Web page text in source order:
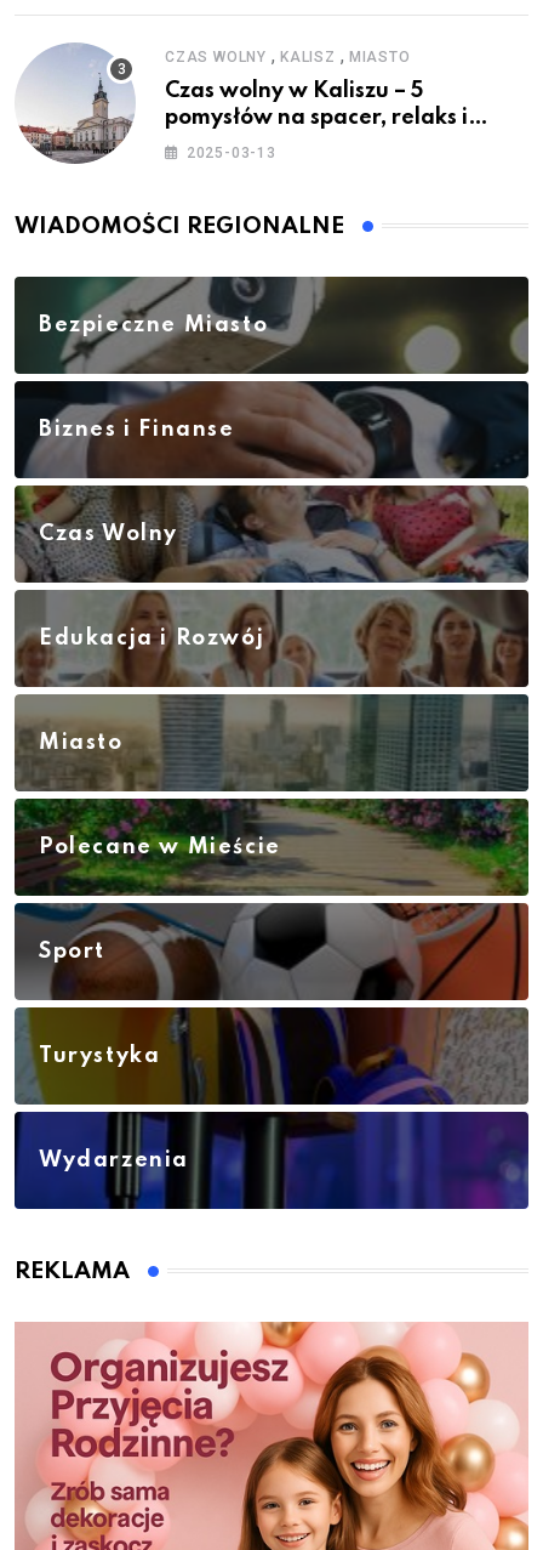
CZAS WOLNY , KALISZ , MIASTO
Czas wolny w Kaliszu – 5
pomysłów na spacer, relaks i
rodzinne atrakcje
2025-03-13
WIADOMOŚCI REGIONALNE
Bezpieczne Miasto
Biznes i Finanse
Czas Wolny
Edukacja i Rozwój
Miasto
Polecane w Mieście
Sport
Turystyka
Wydarzenia
REKLAMA